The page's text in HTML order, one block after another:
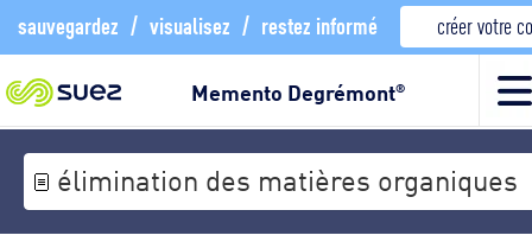
sauvegardez / visualisez / restez informé créer votre
Memento Degrémont®
élimination des matières organiques